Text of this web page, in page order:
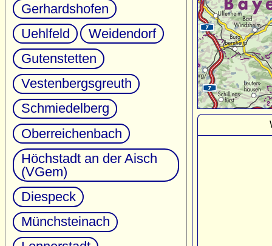
Gerhardshofen
Uehlfeld
Weidendorf
Gutenstetten
Vestenbergsgreuth
Schmiedelberg
Oberreichenbach
Höchstadt an der Aisch
(VGem)
Diespeck
Münchsteinach